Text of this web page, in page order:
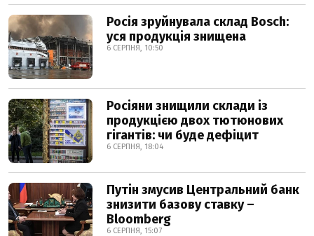
Росія зруйнувала склад Bosch:
уся продукція знищена
6 СЕРПНЯ, 10:50
Росіяни знищили склади із
продукцією двох тютюнових
гігантів: чи буде дефіцит
6 СЕРПНЯ, 18:04
Путін змусив Центральний банк
знизити базову ставку –
Bloomberg
6 СЕРПНЯ, 15:07